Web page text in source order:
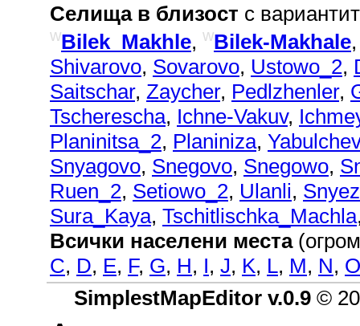
Селища в близост с
wBilek_Makhle, wBilek-Makhale
Shivarovo, Sovarovo, Ustowo_2,
Saitschar, Zaycher, Pedlzhenler,
Tscherescha, Ichne-Vakuv,
Planinitsa_2, Planiniza,
Snyagovo, Snegovo, Snegowo,
Ruen_2, Setiowo_2, Ulanli,
Sura_Kaya, Tschitlischka_Machla
Всички населени места
C, D, E, F, G, H, I, J, K, L, M, N, O
SimplestMapEditor v.0.9 ©